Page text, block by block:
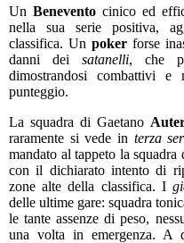
Un Beneventocinico ed
nella sua serie positiva,
classifica. Un poker forse
danni dei satanelli, che
dimostrandosi combattivi
punteggio.
La squadra di Gaetano
raramente si vede in terza
mandato al tappeto la squadra
con il dichiarato intento di
zone alte della classifica. I
delle ultime gare: squadra
le tante assenze di peso,
una volta in emergenza. A